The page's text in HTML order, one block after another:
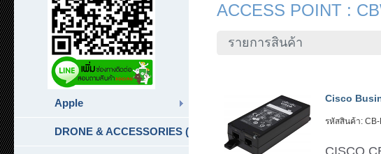
ACCESS POINT :
รายการสินค้า
Cisco
รหัสสินค้า: CB-
CISCO
Apple
DRONE & ACCESSORIES (6)